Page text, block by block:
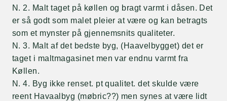
N. 2. Malt taget på køllen og bragt varmt i dåsen. Det
er så godt som malet pleier at være og kan betragts
som et mynster på gjennemsnits qualiteter.
N. 3. Malt af det bedste byg, (Haavelbygget) det er
taget i maltmagasinet men var endnu varmt fra
Køllen.
N. 4. Byg ikke renset. pt qualitet. det skulde være
reent Havaalbyg (møbric??) men synes at være lidt